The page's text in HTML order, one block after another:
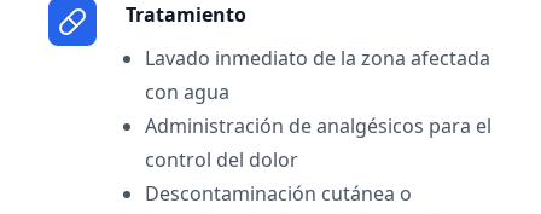
Tratamiento
Lavado inmediato de la zona afectada
con agua
Administración de analgésicos para el
control del dolor
Descontaminación cutánea o